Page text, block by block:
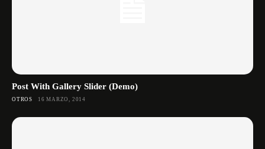
Post With Gallery Slider (Demo)
OTROS 16 MARZO, 2014